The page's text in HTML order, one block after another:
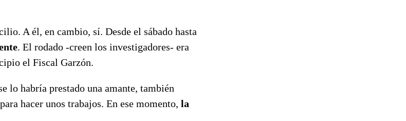
A él, en cambio, sí. Desde el sábado hasta
. El rodado -creen los investigadores- era
el Fiscal Garzón.
lo habría prestado una amante, también
hacer unos trabajos. En ese momento, la